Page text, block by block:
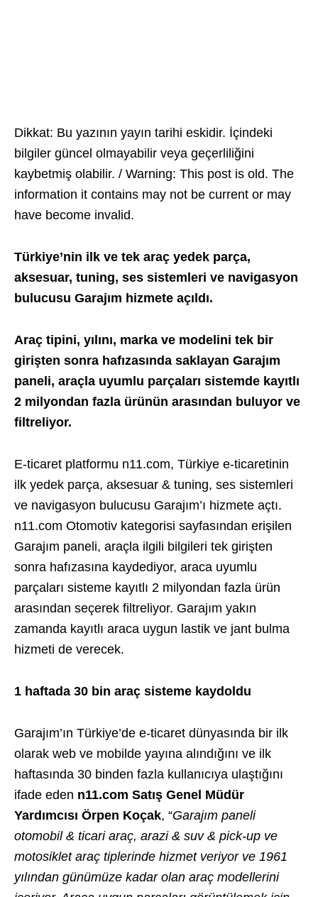
Dikkat: Bu yazının yayın tarihi eskidir. İçindeki
bilgiler güncel olmayabilir veya geçerliliğini
kaybetmiş olabilir. / Warning: This post is old. The
information it contains may not be current or may
have become invalid.
Türkiye’nin ilk ve tek araç yedek parça,
aksesuar, tuning, ses sistemleri ve navigasyon
bulucusu Garajım hizmete açıldı.
Araç tipini, yılını, marka ve modelini tek bir
girişten sonra hafızasında saklayan Garajım
paneli, araçla uyumlu parçaları sistemde kayıtlı
2 milyondan fazla ürünün arasından buluyor ve
filtreliyor.
E-ticaret platformu n11.com, Türkiye e-ticaretinin
ilk yedek parça, aksesuar & tuning, ses sistemleri
ve navigasyon bulucusu Garajım’ı hizmete açtı.
n11.com Otomotiv kategorisi sayfasından erişilen
Garajım paneli, araçla ilgili bilgileri tek girişten
sonra hafızasına kaydediyor, araca uyumlu
parçaları sisteme kayıtlı 2 milyondan fazla ürün
arasından seçerek filtreliyor. Garajım yakın
zamanda kayıtlı araca uygun lastik ve jant bulma
hizmeti de verecek.
1 haftada 30 bin araç sisteme kaydoldu
Garajım’ın Türkiye’de e-ticaret dünyasında bir ilk
olarak web ve mobilde yayına alındığını ve ilk
haftasında 30 binden fazla kullanıcıya ulaştığını
ifade eden n11.com Satış Genel Müdür
Yardımcısı Örpen Koçak, “Garajım paneli
otomobil & ticari araç, arazi & suv & pick-up ve
motosiklet araç tiplerinde hizmet veriyor ve 1961
yılından günümüze kadar olan araç modellerini